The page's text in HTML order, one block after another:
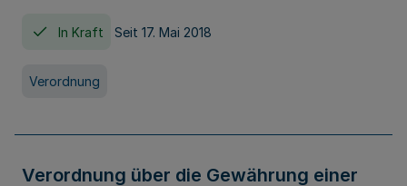
In Kraft Seit 17. Mai 2018
Verordnung
Verordnung über die Gewährung einer